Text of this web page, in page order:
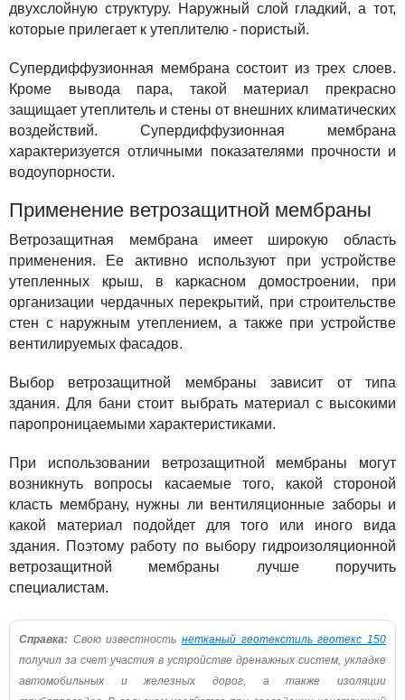
двухслойную структуру. Наружный слой гладкий, а тот,
которые прилегает к утеплителю - пористый.
Супердиффузионная мембрана состоит из трех слоев.
Кроме вывода пара, такой материал прекрасно
защищает утеплитель и стены от внешних климатических
воздействий. Супердиффузионная мембрана
характеризуется отличными показателями прочности и
водоупорности.
Применение ветрозащитной мембраны
Ветрозащитная мембрана имеет широкую область
применения. Ее активно используют при устройстве
утепленных крыш, в каркасном домостроении, при
организации чердачных перекрытий, при строительстве
стен с наружным утеплением, а также при устройстве
вентилируемых фасадов.
Выбор ветрозащитной мембраны зависит от типа
здания. Для бани стоит выбрать материал с высокими
паропроницаемыми характеристиками.
При использовании ветрозащитной мембраны могут
возникнуть вопросы касаемые того, какой стороной
класть мембрану, нужны ли вентиляционные заборы и
какой материал подойдет для того или иного вида
здания. Поэтому работу по выбору гидроизоляционной
ветрозащитной мембраны лучше поручить
специалистам.
Справка: Свою известность нетканый геотекстиль геотекс 150
получил за счет участия в устройстве дренажных систем, укладке
автомобильных и железных дорог, а также изоляции